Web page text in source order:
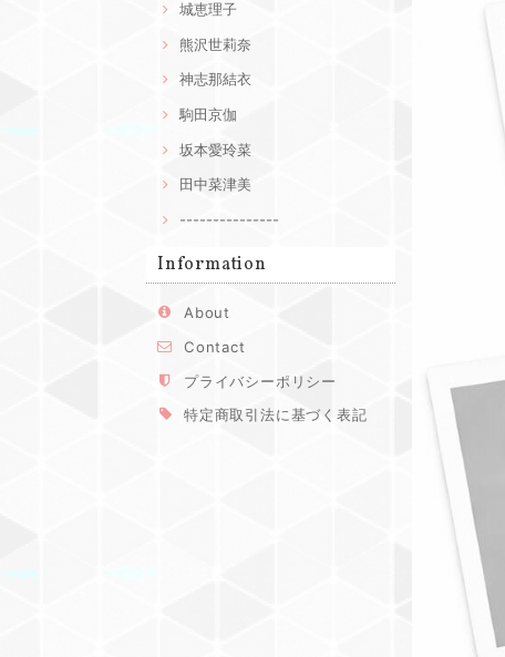
城恵理子
熊沢世莉奈
神志那結衣
駒田京伽
坂本愛玲菜
田中菜津美
---------------
Information
About
Contact
プライバシーポリシー
特定商取引法に基づく表記